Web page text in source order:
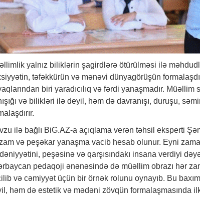
yalnız biliklərin şagirdlərə ötürülməsi ilə
təfəkkürün və mənəvi dünyagörüşün
biri yaradıcılıq və fərdi yanaşmadır.
və bilikləri ilə deyil, həm də davranışı, duruşu,
ilə bağlı BiG.AZ-a açıqlama verən təhsil eksperti
və peşəkar yanaşma vacib hesab olunur. Eyni
peşəsinə və qarşısındakı insana verdiyi
pedaqoji ənənəsində də müəllim obrazı hər
və cəmiyyət üçün bir örnək rolunu oynayıb. Bu
həm də estetik və mədəni zövqün formalaşmasında